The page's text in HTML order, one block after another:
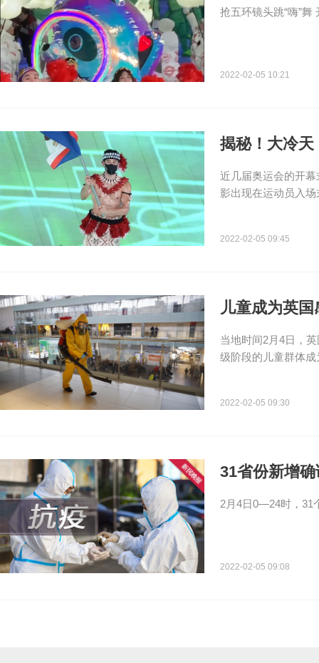
抢五环镜头跳“嗨”
2022-02-05 10:21
揭秘！大冷天
近几届奥运会的开
影出现在运动员入
2022-02-05 09:45
儿童成为英
当地时间2月4日，
级阶段的儿童群体
2022-02-05 09:30
31省份新增
2月4日0—24时，31
2022-02-05 09:08